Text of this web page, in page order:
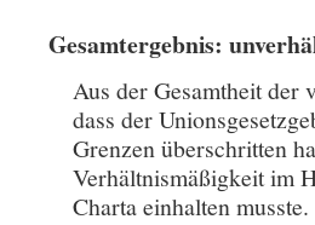
Gesamtergebnis:
Aus der Gesamtheit der
dass der
Grenzen überschritten
Verhältnismäßigkeit im
Charta einhalten musste.